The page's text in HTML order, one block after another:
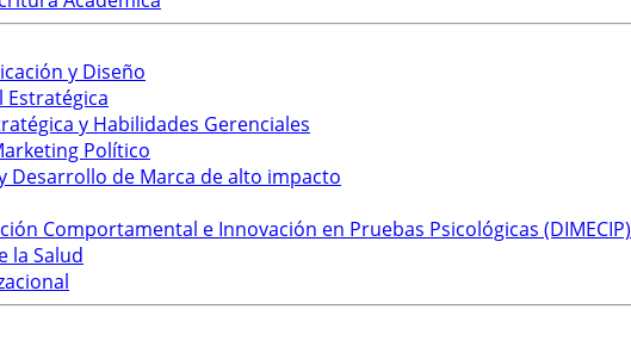
y Diseño
y Habilidades Gerenciales
Político
de Marca de alto impacto
Comportamental e Innovación en Pruebas Psicológicas (DIMECIP)
la Salud